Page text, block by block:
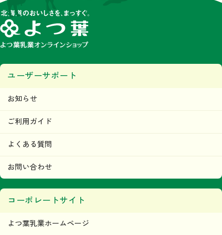
ユーザーサポート
お知らせ
ご利用ガイド
よくある質問
お問い合わせ
コーポレートサイト
よつ葉乳業ホームページ